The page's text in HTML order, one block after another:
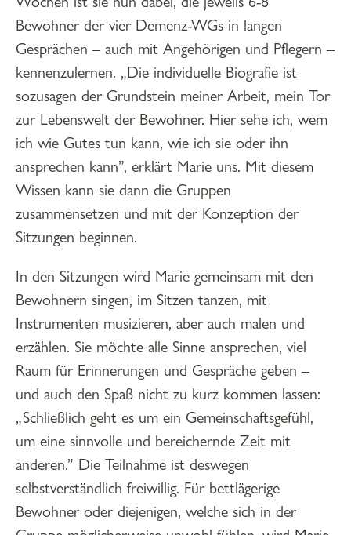
Bewohner der vier Demenz-WGs in langen
Gesprächen – auch mit Angehörigen und Pflegern –
kennenzulernen. „Die individuelle Biografie ist
sozusagen der Grundstein meiner Arbeit, mein Tor
zur Lebenswelt der Bewohner. Hier sehe ich, wem
ich wie Gutes tun kann, wie ich sie oder ihn
ansprechen kann”, erklärt Marie uns. Mit diesem
Wissen kann sie dann die Gruppen
zusammensetzen und mit der Konzeption der
Sitzungen beginnen.
In den Sitzungen wird Marie gemeinsam mit den
Bewohnern singen, im Sitzen tanzen, mit
Instrumenten musizieren, aber auch malen und
erzählen. Sie möchte alle Sinne ansprechen, viel
Raum für Erinnerungen und Gespräche geben –
und auch den Spaß nicht zu kurz kommen lassen:
„Schließlich geht es um ein Gemeinschaftsgefühl,
um eine sinnvolle und bereichernde Zeit mit
anderen.” Die Teilnahme ist deswegen
selbstverständlich freiwillig. Für bettlägerige
Bewohner oder diejenigen, welche sich in der